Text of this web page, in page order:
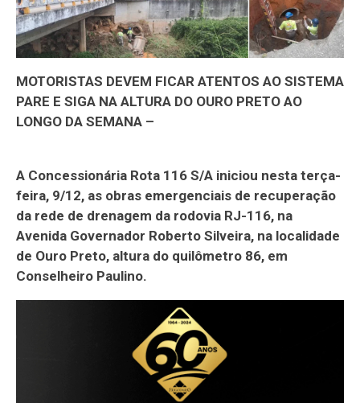
MOTORISTAS DEVEM FICAR ATENTOS AO SISTEMA
PARE E SIGA NA ALTURA DO OURO PRETO AO
LONGO DA SEMANA –
A Concessionária Rota 116 S/A iniciou nesta terça-
feira, 9/12, as obras emergenciais de recuperação
da rede de drenagem da rodovia RJ-116, na
Avenida Governador Roberto Silveira, na localidade
de Ouro Preto, altura do quilômetro 86, em
Conselheiro Paulino.